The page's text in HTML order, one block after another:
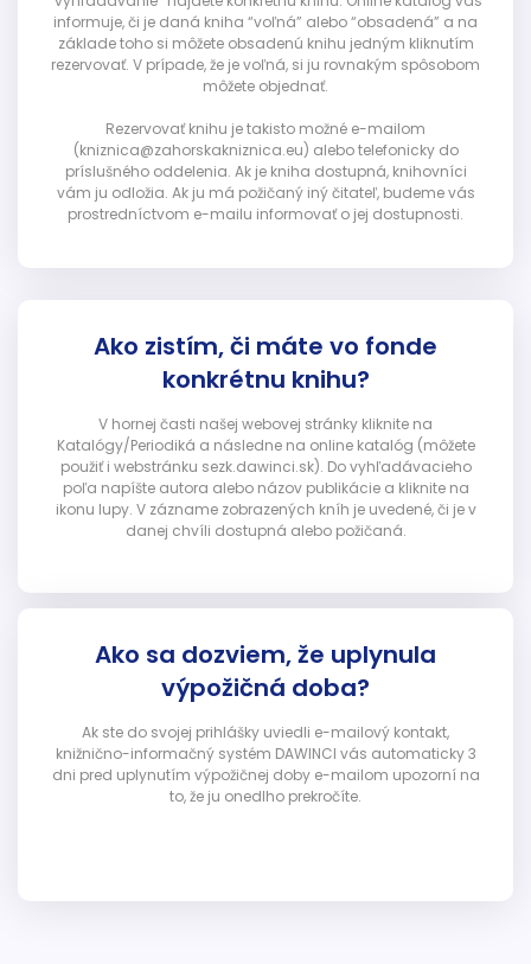
informuje, či je daná kniha “voľná” alebo “obsadená” a na
základe toho si môžete obsadenú knihu jedným kliknutím
rezervovať. V prípade, že je voľná, si ju rovnakým spôsobom
môžete objednať.
Rezervovať knihu je takisto možné e-mailom
(kniznica@zahorskakniznica.eu) alebo telefonicky do
príslušného oddelenia. Ak je kniha dostupná, knihovníci
vám ju odložia. Ak ju má požičaný iný čitateľ, budeme vás
prostredníctvom e-mailu informovať o jej dostupnosti.
Ako zistím, či máte vo fonde
konkrétnu knihu?
V hornej časti našej webovej stránky kliknite na
Katalógy/Periodiká a následne na online katalóg (môžete
použiť i webstránku sezk.dawinci.sk). Do vyhľadávacieho
poľa napíšte autora alebo názov publikácie a kliknite na
ikonu lupy. V zázname zobrazených kníh je uvedené, či je v
danej chvíli dostupná alebo požičaná.
Ako sa dozviem, že uplynula
výpožičná doba?
Ak ste do svojej prihlášky uviedli e-mailový kontakt,
knižnično-informačný systém DAWINCI vás automaticky 3
dni pred uplynutím výpožičnej doby e-mailom upozorní na
to, že ju onedlho prekročíte.